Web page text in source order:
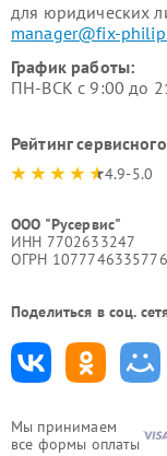
Мы принимаем
все формы оплаты
для юридических
manager@fix-
График работы:
ПН-ВСК с 9:00 до
Рейтинг
4.9-5.0
ООО "Русервис"
ИНН 7702633247
ОГРН 1077746335776
Поделиться в соц.